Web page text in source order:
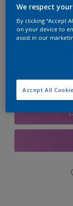
Op dit
te bestellen.
We respect
By clicking “Accept
on your device to
assist in our
Accept All